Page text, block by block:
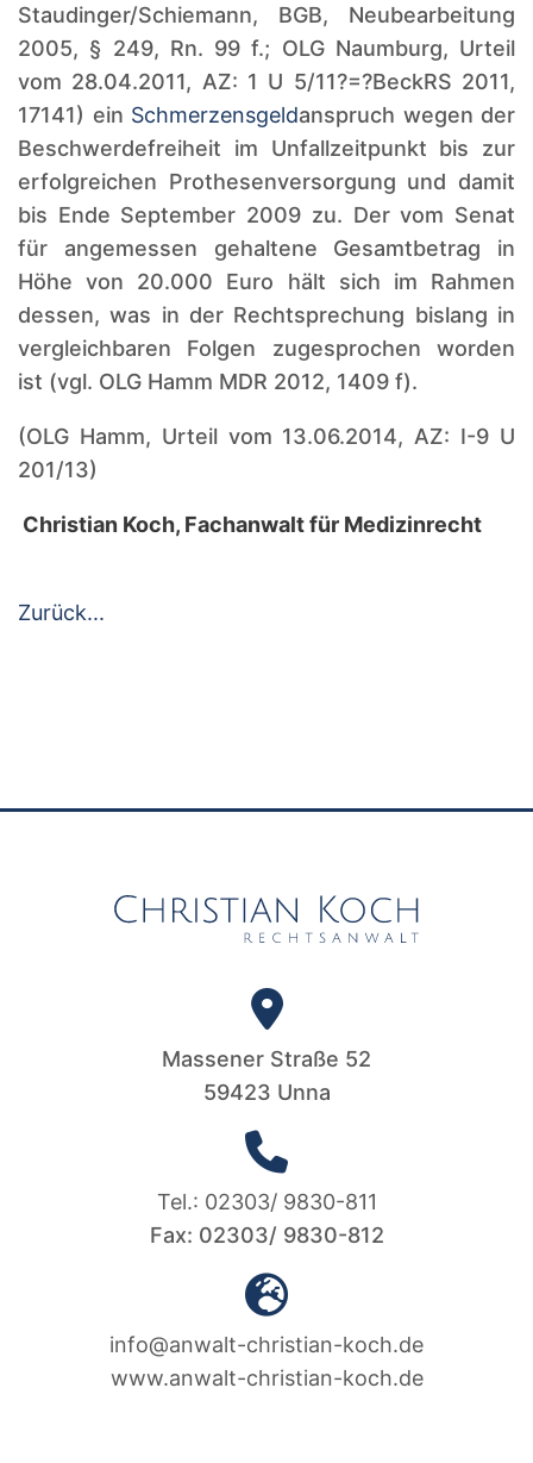
Staudinger/Schiemann, BGB, Neubearbeitung
2005, § 249, Rn. 99 f.; OLG Naumburg, Urteil
vom 28.04.2011, AZ: 1 U 5/11?=?BeckRS 2011,
17141) ein Schmerzensgeldanspruch wegen der
Beschwerdefreiheit im Unfallzeitpunkt bis zur
erfolgreichen Prothesenversorgung und damit
bis Ende September 2009 zu. Der vom Senat
für angemessen gehaltene Gesamtbetrag in
Höhe von 20.000 Euro hält sich im Rahmen
dessen, was in der Rechtsprechung bislang in
vergleichbaren Folgen zugesprochen worden
ist (vgl. OLG Hamm MDR 2012, 1409 f).
(OLG Hamm, Urteil vom 13.06.2014, AZ: I-9 U
201/13)
Christian Koch, Fachanwalt für Medizinrecht
Zurück...
Massener Straße 52
59423 Unna
Tel.: 02303/ 9830-811
Fax: 02303/ 9830-812
info@anwalt-christian-koch.de
www.anwalt-christian-koch.de